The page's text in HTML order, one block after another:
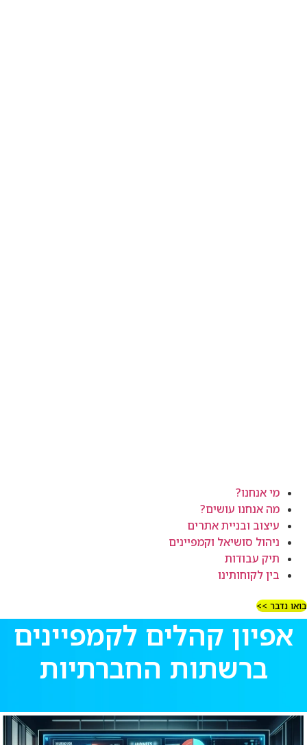
מי אנחנו?
מה אנחנו עושים?
עיצוב ובניית אתרים
ניהול סושיאל וקמפיינים
תיק עבודות
בין לקוחותינו
בואו נדבר >>
אפיון קהלים לקמפיינים
ברשתות החברתיות